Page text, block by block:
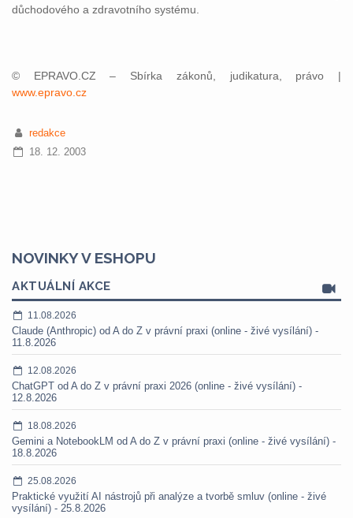
důchodového a zdravotního systému.
© EPRAVO.CZ – Sbírka zákonů, judikatura, právo |
www.epravo.cz
redakce
18. 12. 2003
NOVINKY V ESHOPU
AKTUÁLNÍ AKCE
11.08.2026
Claude (Anthropic) od A do Z v právní praxi (online - živé vysílání) -
11.8.2026
12.08.2026
ChatGPT od A do Z v právní praxi 2026 (online - živé vysílání) -
12.8.2026
18.08.2026
Gemini a NotebookLM od A do Z v právní praxi (online - živé vysílání) -
18.8.2026
25.08.2026
Praktické využití AI nástrojů při analýze a tvorbě smluv (online - živé
vysílání) - 25.8.2026